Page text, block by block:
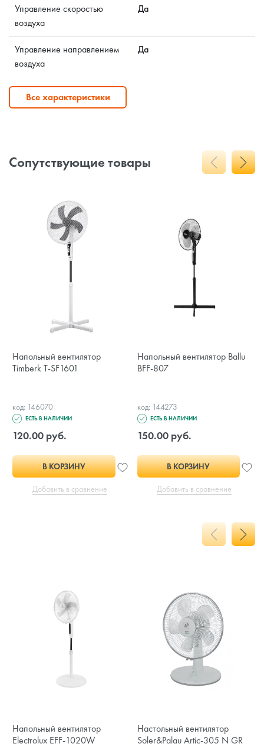
Управление скоростью
воздуха
Да
Управление направлением
воздуха
Да
Все характеристики
Сопутствующие товары
Напольный вентилятор
Timberk T-SF1601
код: 146070
ЕСТЬ В НАЛИЧИИ
120.00 руб.
В КОРЗИНУ
Добавить в сравнение
Напольный вентилятор Ballu
BFF-807
код: 144273
ЕСТЬ В НАЛИЧИИ
150.00 руб.
В КОРЗИНУ
Добавить в сравнение
Напольный вентилятор
Electrolux EFF-1020W
Настольный вентилятор
Soler&Palau Artic-305 N GR